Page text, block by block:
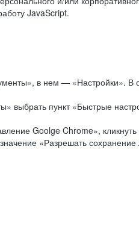
JavaScript.
в нем — «Настройки». В
выбрать пункт «Быстрые
Goolge Chrome»,
«Разрешать